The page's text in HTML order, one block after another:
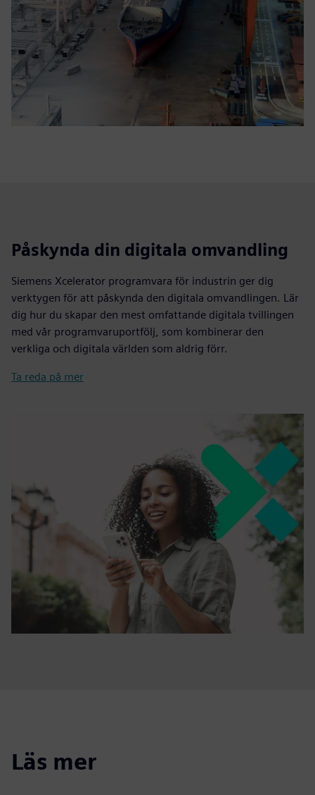
Påskynda din digitala omvandling
Siemens Xcelerator programvara för industrin ger dig
verktygen för att påskynda den digitala omvandlingen. Lär
dig hur du skapar den mest omfattande digitala tvillingen
med vår programvaruportfölj, som kombinerar den
verkliga och digitala världen som aldrig förr.
Ta reda på mer
Läs mer